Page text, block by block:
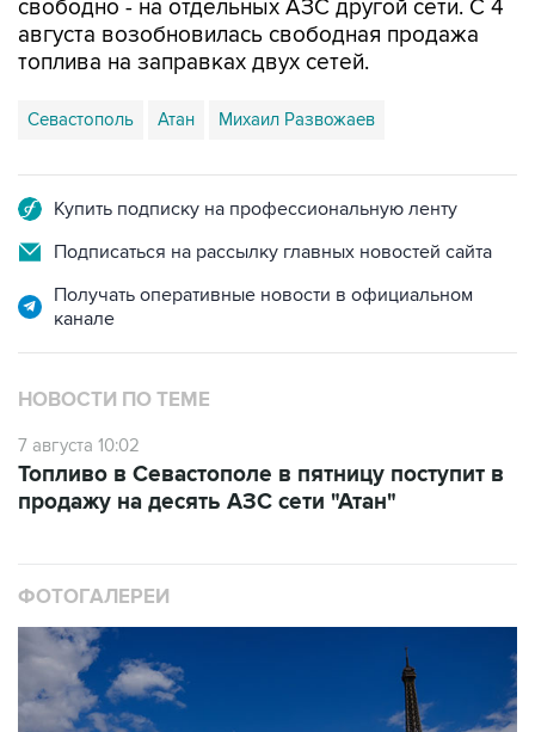
топлива на заправках двух сетей.
Севастополь Атан Михаил Развожаев
Подписаться на рассылку главных новостей сайта
Получать оперативные новости в официальном
НОВОСТИ ПО ТЕМЕ
7 августа 10:02
продажу на десять АЗС сети "Атан"